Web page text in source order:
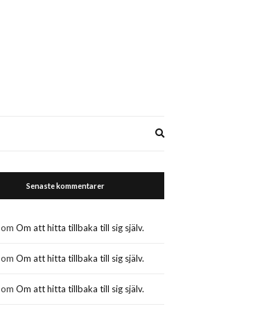
Senaste kommentarer
omOm att hitta tillbaka till sig själv.
omOm att hitta tillbaka till sig själv.
omOm att hitta tillbaka till sig själv.